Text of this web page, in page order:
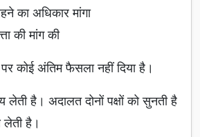
का अधिकार मांगा
की मांग की
कोई अंतिम फैसला नहीं दिया है।
लेती है। अदालत दोनों पक्षों को सुनती है
है।